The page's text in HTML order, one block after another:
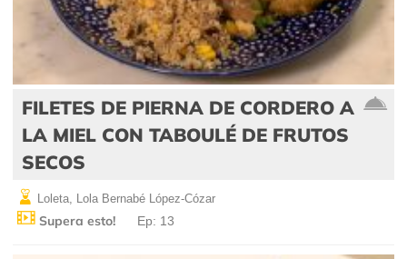
FILETES DE PIERNA DE CORDERO A
LA MIEL CON TABOULÉ DE FRUTOS
SECOS
Loleta, Lola Bernabé López-Cózar
Supera esto! Ep: 13